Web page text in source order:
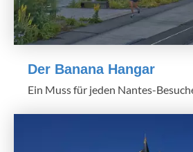
Der Banana Hangar
Ein Muss für jeden Nantes-